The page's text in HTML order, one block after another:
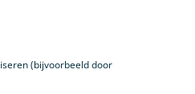
(bijvoorbeeld door